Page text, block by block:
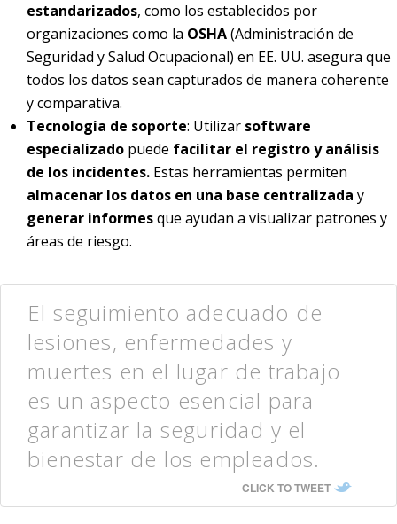
estandarizados, como los establecidos por
organizaciones como la OSHA(Administración de
Seguridad y Salud Ocupacional) en EE. UU. asegura que
todos los datos sean capturados de manera coherente
y comparativa.
Tecnología de soporte: Utilizar software
especializado puede facilitar el registro y análisis
de los incidentes. Estas herramientas permiten
almacenar los datos en una base centralizada y
generar informesque ayudan a visualizar patrones y
áreas de riesgo.
El seguimiento adecuado de
lesiones, enfermedades y
muertes en el lugar de trabajo
es un aspecto esencial para
garantizar la seguridad y el
bienestar de los empleados.
CLICK TO TWEET